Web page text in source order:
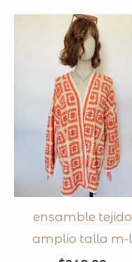
ensamble tejido
amplio talla m-l